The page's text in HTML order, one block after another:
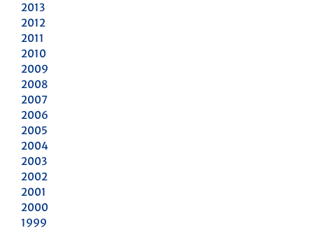
2013
2012
2011
2010
2009
2008
2007
2006
2005
2004
2003
2002
2001
2000
1999